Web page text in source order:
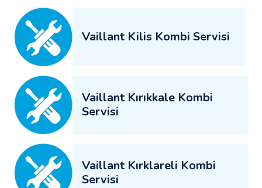
Vaillant Kilis Kombi Servisi
Vaillant Kırıkkale Kombi
Servisi
Vaillant Kırklareli Kombi
Servisi